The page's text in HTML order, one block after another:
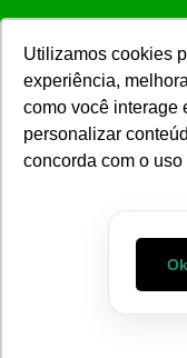
Utilizamos cookies
experiência,
como você interage
personalizar
concorda com o